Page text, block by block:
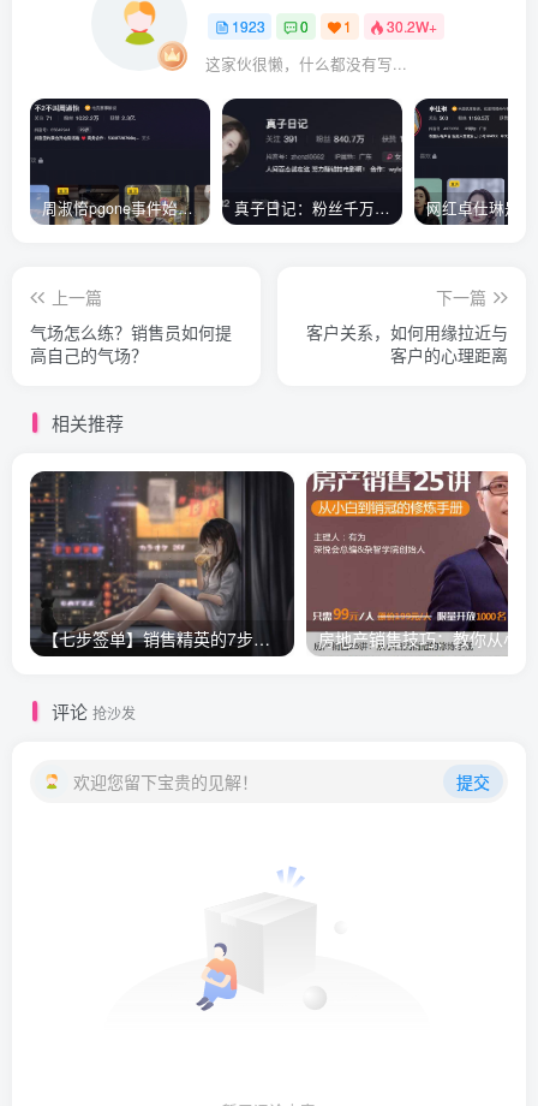
1923 0 1 30.2W+
这家伙很懒，什么都没有写...
周淑怡pgone事件始末，周淑怡现状 真子日记：粉丝千万的真子日记是最懂反转的网红吗？
上一篇
气场怎么练？销售员如何提
高自己的气场？
下一篇
客户关系，如何用缘拉近与
客户的心理距离
相关推荐
【七步签单】销售精英的7步成交课
评论 抢沙发
欢迎您留下宝贵的见解！ 提交